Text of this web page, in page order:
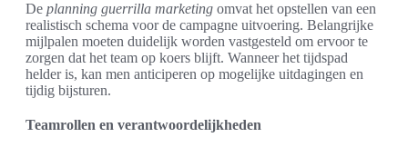
De planning guerrilla marketing omvat het opstellen van een
realistisch schema voor de campagne uitvoering. Belangrijke
mijlpalen moeten duidelijk worden vastgesteld om ervoor te
zorgen dat het team op koers blijft. Wanneer het tijdspad
helder is, kan men anticiperen op mogelijke uitdagingen en
tijdig bijsturen.
Teamrollen en verantwoordelijkheden